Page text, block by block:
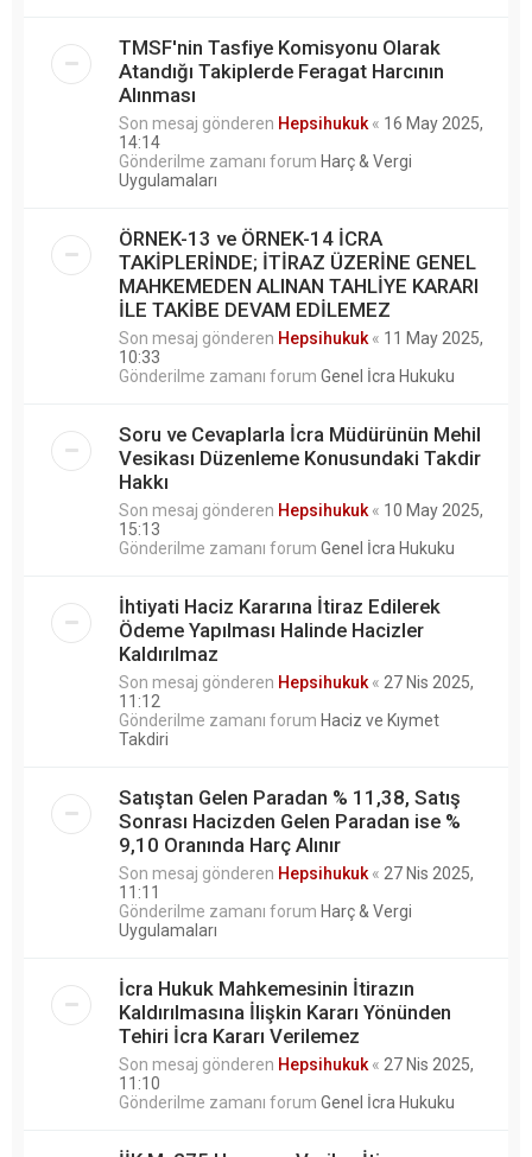
TMSF'nin Tasfiye Komisyonu Olarak
Atandığı Takiplerde Feragat Harcının
Alınması
Son mesaj gönderen Hepsihukuk « 16 May 2025,
14:14
Gönderilme zamanı forum Harç & Vergi
Uygulamaları
ÖRNEK-13 ve ÖRNEK-14 İCRA
TAKİPLERİNDE; İTİRAZ ÜZERİNE GENEL
MAHKEMEDEN ALINAN TAHLİYE KARARI
İLE TAKİBE DEVAM EDİLEMEZ
Son mesaj gönderen Hepsihukuk « 11 May 2025,
10:33
Gönderilme zamanı forum Genel İcra Hukuku
Soru ve Cevaplarla İcra Müdürünün Mehil
Vesikası Düzenleme Konusundaki Takdir
Hakkı
Son mesaj gönderen Hepsihukuk « 10 May 2025,
15:13
Gönderilme zamanı forum Genel İcra Hukuku
İhtiyati Haciz Kararına İtiraz Edilerek
Ödeme Yapılması Halinde Hacizler
Kaldırılmaz
Son mesaj gönderen Hepsihukuk « 27 Nis 2025,
11:12
Gönderilme zamanı forum Haciz ve Kıymet
Takdiri
Satıştan Gelen Paradan % 11,38, Satış
Sonrası Hacizden Gelen Paradan ise %
9,10 Oranında Harç Alınır
Son mesaj gönderen Hepsihukuk « 27 Nis 2025,
11:11
Gönderilme zamanı forum Harç & Vergi
Uygulamaları
İcra Hukuk Mahkemesinin İtirazın
Kaldırılmasına İlişkin Kararı Yönünden
Tehiri İcra Kararı Verilemez
Son mesaj gönderen Hepsihukuk « 27 Nis 2025,
11:10
Gönderilme zamanı forum Genel İcra Hukuku